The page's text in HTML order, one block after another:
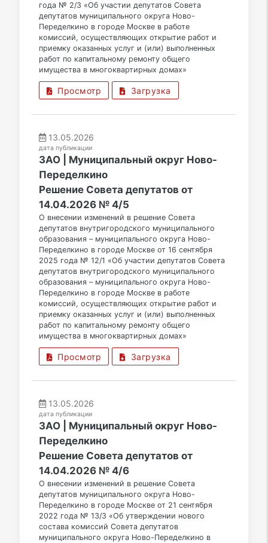
года № 2/3 «Об участии депутатов Совета
депутатов муниципального округа Ново-
Переделкино в городе Москве в работе
комиссий, осуществляющих открытие работ и
приемку оказанных услуг и (или) выполненных
работ по капитальному ремонту общего
имущества в многоквартирных домах»
Просмотр Загрузка
13.05.2026
дата публикации
ЗАО | Муниципальный округ Ново-
Переделкино
Решение Совета депутатов от
14.04.2026 № 4/5
О внесении изменений в решение Совета
депутатов внутригородского муниципального
образования – муниципального округа Ново-
Переделкино в городе Москве от 16 сентября
2025 года № 12/1 «Об участии депутатов Совета
депутатов внутригородского муниципального
образования – муниципального округа Ново-
Переделкино в городе Москве в работе
комиссий, осуществляющих открытие работ и
приемку оказанных услуг и (или) выполненных
работ по капитальному ремонту общего
имущества в многоквартирных домах»
Просмотр Загрузка
13.05.2026
дата публикации
ЗАО | Муниципальный округ Ново-
Переделкино
Решение Совета депутатов от
14.04.2026 № 4/6
О внесении изменений в решение Совета
депутатов муниципального округа Ново-
Переделкино в городе Москве от 21 сентября
2022 года № 13/3 «Об утверждении нового
состава комиссий Совета депутатов
муниципального округа Ново-Переделкино в